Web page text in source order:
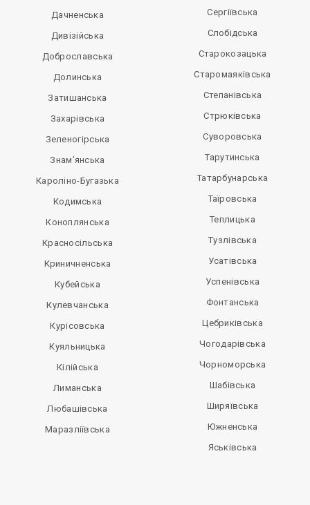
Дачненська
Дивізійська
Доброславська
Долинська
Затишанська
Захарівська
Зеленогірська
Знам’янська
Кароліно-Бугазька
Кодимська
Коноплянська
Красносільська
Криничненська
Кубейська
Кулевчанська
Курісовська
Куяльницька
Кілійська
Лиманська
Любашівська
Маразліївська
Сергіївська
Слобідська
Старокозацька
Старомаяківська
Степанівська
Стрюківська
Суворовська
Тарутинська
Татарбунарська
Таїровська
Теплицька
Тузлівська
Усатівська
Успенівська
Фонтанська
Цебриківська
Чогодарівська
Чорноморська
Шабівська
Ширяївська
Южненська
Яськівська